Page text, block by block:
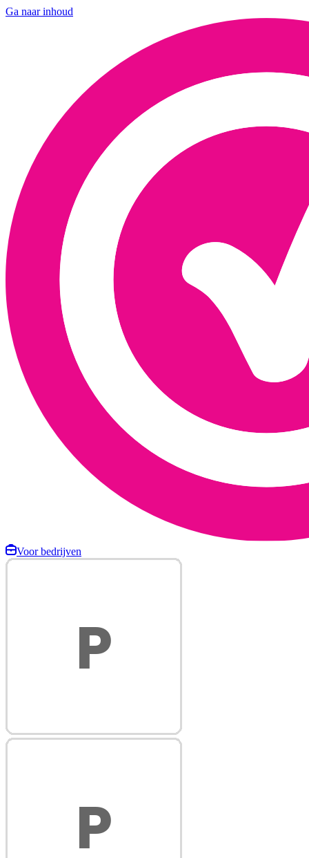
Ga naar inhoud
Voor bedrijven